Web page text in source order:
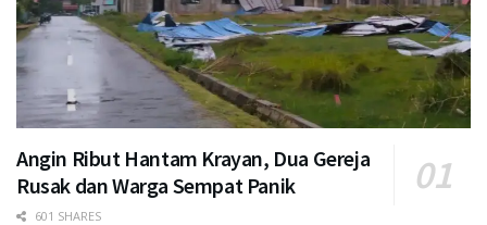
Angin Ribut Hantam Krayan, Dua Gereja
Rusak dan Warga Sempat Panik
601 SHARES